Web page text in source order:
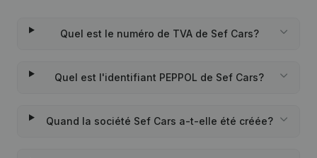
Quel est le numéro de TVA de Sef Cars?
Quel est l'identifiant PEPPOL de Sef Cars?
Quand la société Sef Cars a-t-elle été créée?